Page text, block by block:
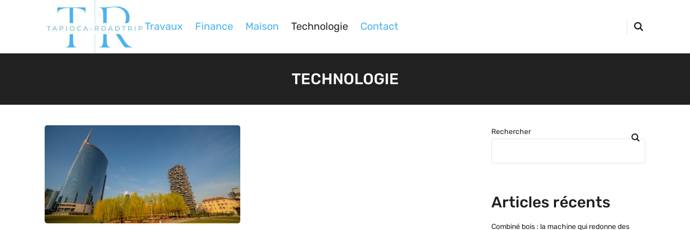
Travaux Finance Maison Technologie Contact
TECHNOLOGIE
Rechercher
Articles récents
Combiné bois : la machine qui redonne des